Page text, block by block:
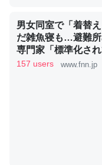
論文では「淡水はカ
利だから両方が拮抗
いる鋏角類（カブト
ずキチンを強化して
─ニュース :: 【研究発
男女同室で「着替
だ雑魚寝も…避難
専門家「標準化さ
和8年熊本地震｜
157 users www.fnn.jp